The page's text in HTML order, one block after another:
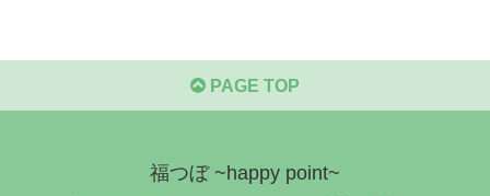
PAGE TOP
福つぼ ~happy point~